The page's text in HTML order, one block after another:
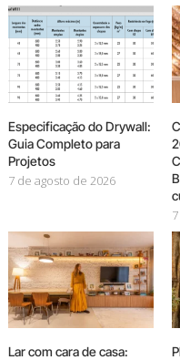
Especificação do Drywall:
Guia Completo para
Projetos
7 de agosto de 2026
Lar com cara de casa: